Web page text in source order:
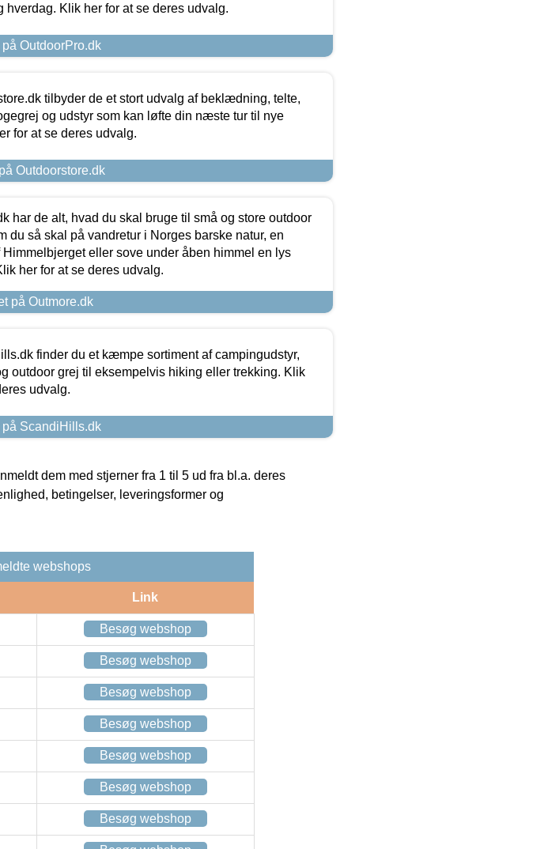
hverdag. Klik her for at se deres udvalg.
OutdoorPro.dk
tilbyder de et stort udvalg af beklædning, telte,
og udstyr som kan løfte din næste tur til nye
for at se deres udvalg.
Outdoorstore.dk
har de alt, hvad du skal bruge til små og store outdoor
du så skal på vandretur i Norges barske natur, en
Himmelbjerget eller sove under åben himmel en lys
her for at se deres udvalg.
på Outmore.dk
finder du et kæmpe sortiment af campingudstyr,
outdoor grej til eksempelvis hiking eller trekking. Klik
udvalg.
ScandiHills.dk
dem med stjerner fra 1 til 5 ud fra bl.a. deres
betingelser, leveringsformer og
webshops
Link
Besøg webshop
Besøg webshop
Besøg webshop
Besøg webshop
Besøg webshop
Besøg webshop
Besøg webshop